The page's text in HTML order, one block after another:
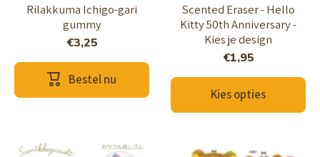
Rilakkuma Ichigo-gari
gummy
€3,25
Bestel nu
Scented Eraser - Hello
Kitty 50th Anniversary -
Kies je design
€1,95
Kies opties